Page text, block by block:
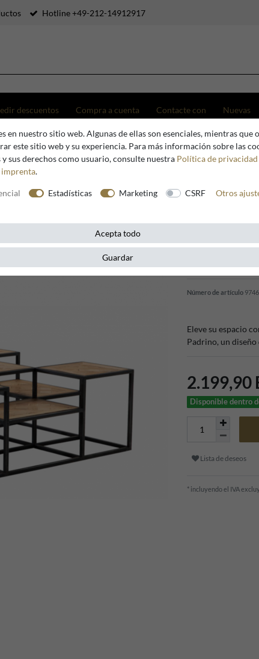
Hotline +49-212-14912917
descuentos Compra a cuenta Contacte con Nuevas
de lujo Art Déco de madera de roble y metal - Zinc / Marrón - 120 x 120 x H. 42 cm
Casa
Déco de
Marrón -
Número de artículo
Eleve su espacio
Padrino, un
2.199,90
Disponible dentro
Lista de deseos
* incluyendo el IVA
en nuestro sitio web. Algunas de ellas son esenciales, mientras que
este sitio web y su experiencia. Para más información sobre las
sus derechos como usuario, consulte nuestra Política de privacidad
imprenta.
Estadísticas Marketing CSRF Otros
Acepta todo
Guardar